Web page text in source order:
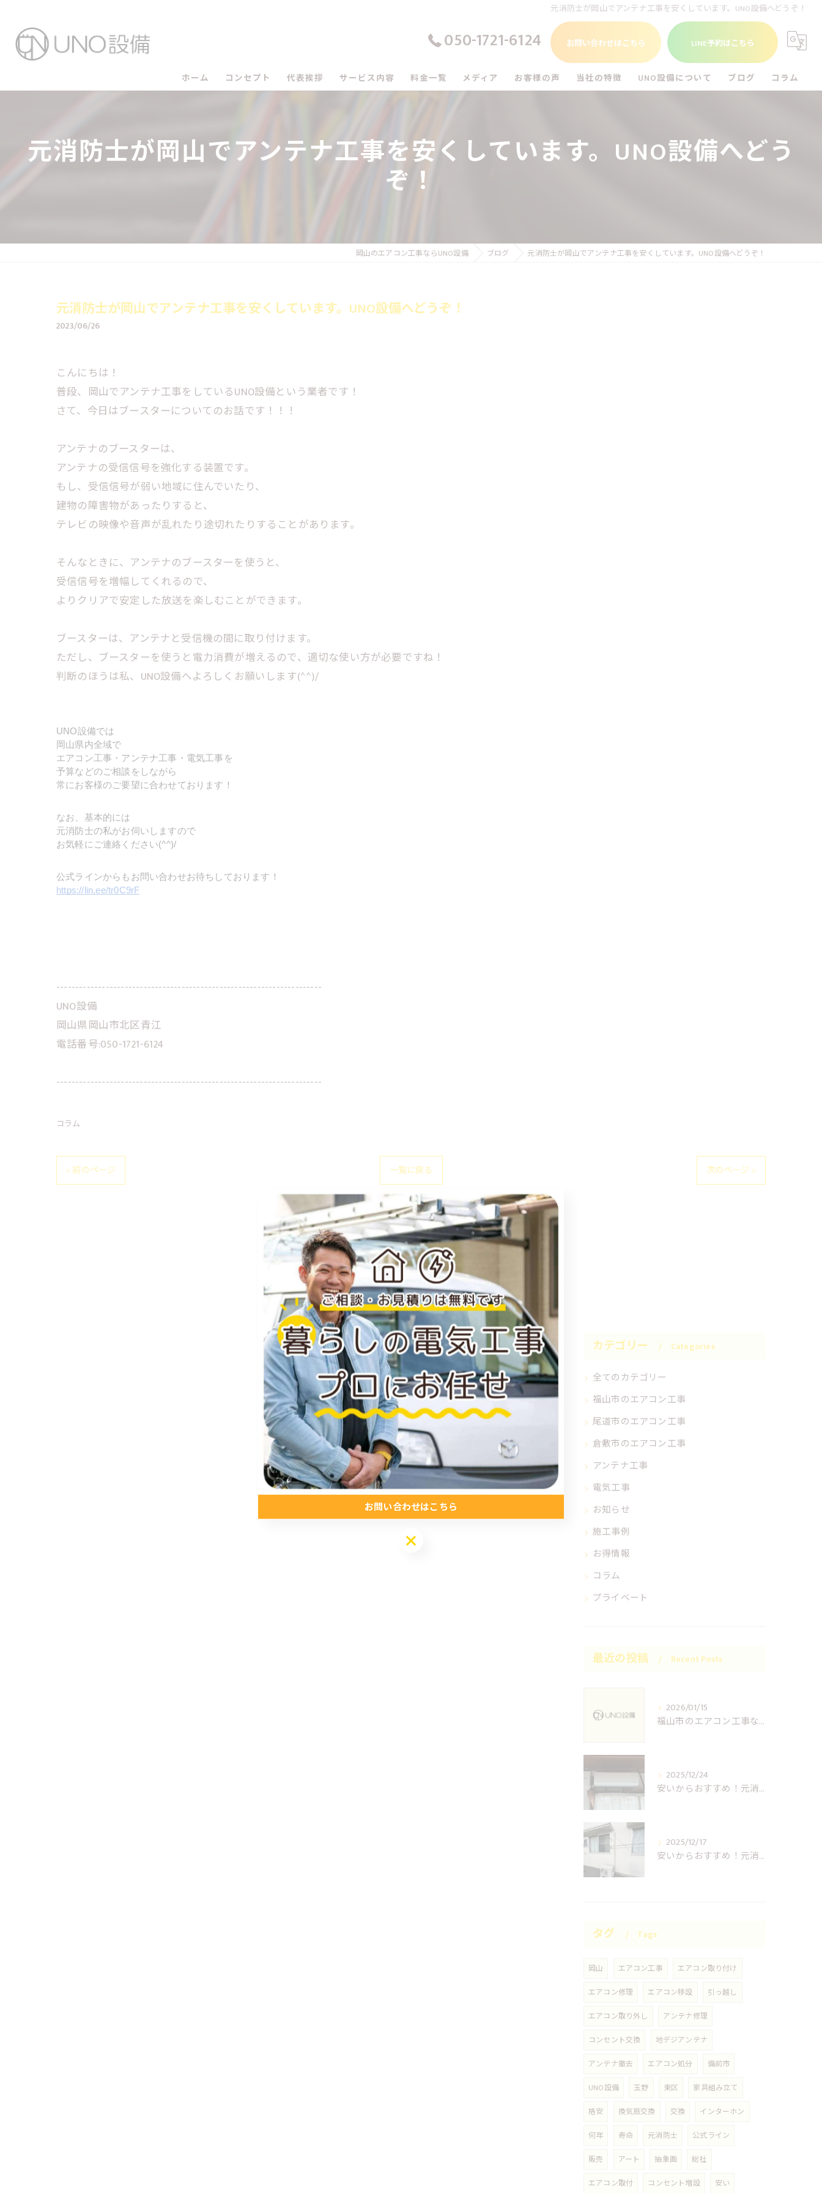
元消防士が岡山でアンテナ工事を安くしています。UNO設備へどうぞ！
050-1721-6124 お問い合わせはこちら LINE予約はこちら
ホーム コンセプト
UNO設備の評判
代表挨拶 サービス内容 料金一覧 メディア お客様の声 当社の特徴
尾道市のエアコン工事
UNO設備について ブログ コラム
元消防士が岡山でアンテナ工事を安くしています。UNO設備へどう
ぞ！
岡山のエアコン工事ならUNO設備 ブログ 元消防士が岡山でアンテナ工事を安くしています。UNO設備へどうぞ！
元消防士が岡山でアンテナ工事を安くしています。UNO設備へどうぞ！
2023/06/26
こんにちは！
普段、岡山でアンテナ工事をしているUNO設備という業者です！
さて、今日はブースターについてのお話です！！！
アンテナのブースターは、
アンテナの受信信号を強化する装置です。
もし、受信信号が弱い地域に住んでいたり、
建物の障害物があったりすると、
テレビの映像や音声が乱れたり途切れたりすることがあります。
そんなときに、アンテナのブースターを使うと、
受信信号を増幅してくれるので、
よりクリアで安定した放送を楽しむことができます。
ブースターは、アンテナと受信機の間に取り付けます。
ただし、ブースターを使うと電力消費が増えるので、適切な使い方が必要ですね！
判断のほうは私、UNO設備へよろしくお願いします(^^)/
UNO設備では
岡山県内全域で
エアコン工事・アンテナ工事・電気工事を
予算などのご相談をしながら
常にお客様のご要望に合わせております！
なお、基本的には
元消防士の私がお伺いしますので
お気軽にご連絡ください(^^)/
公式ラインからもお問い合わせお待ちしております！
https://lin.ee/tr0C9rF
----------------------------------------------------------------------
UNO設備
岡山県岡山市北区青江
電話番号:050-1721-6124
----------------------------------------------------------------------
コラム
< 前のページ 一覧に戻る 次のページ >
関連タグ
#岡山 #アンテナ工事 #業者
カテゴリー Categories
全てのカテゴリー
福山市のエアコン工事
尾道市のエアコン工事
倉敷市のエアコン工事
アンテナ工事
電気工事
お知らせ
施工事例
お得情報
コラム
プライベート
最近の投稿 Recent Posts
2026/01/15
福山市のエアコン工事ならUNO設備へどうぞ
2025/12/24
安いからおすすめ！元消防士の倉敷エアコン取り付け業者はUNO設備へ！
2025/12/17
安いからおすすめ！元消防士の岡山エアコン取り付け業者はUNO設備へ！
タグ Tags
岡山 エアコン工事
エアコン取り付け
エアコン修理
エアコン移設
引っ越し
エアコン取り外し
アンテナ修理
コンセント交換
地デジアンテナ
アンテナ撤去
エアコン処分
備前市
UNO設備
玉野 東区
家具組み立て
格安
換気扇交換 交換
インターホン
何年
寿命 元消防士
公式ライン
販売
アート 抽象画
総社
エアコン取付
コンセント増設 安い
お問い合わせはこちら
お問い合わせはこちら